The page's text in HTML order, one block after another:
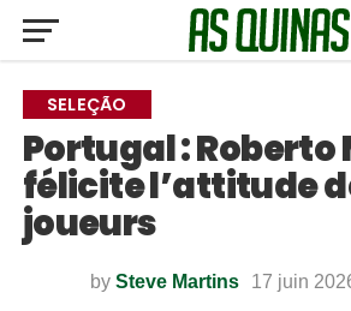
SELEÇÃO
Portugal :
félicite l’attitude
joueurs
by Steve Martins 17 juin